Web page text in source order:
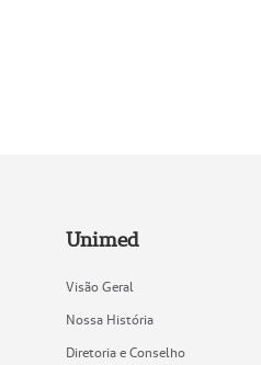
Unimed
Visão Geral
Nossa História
Diretoria e Conselho